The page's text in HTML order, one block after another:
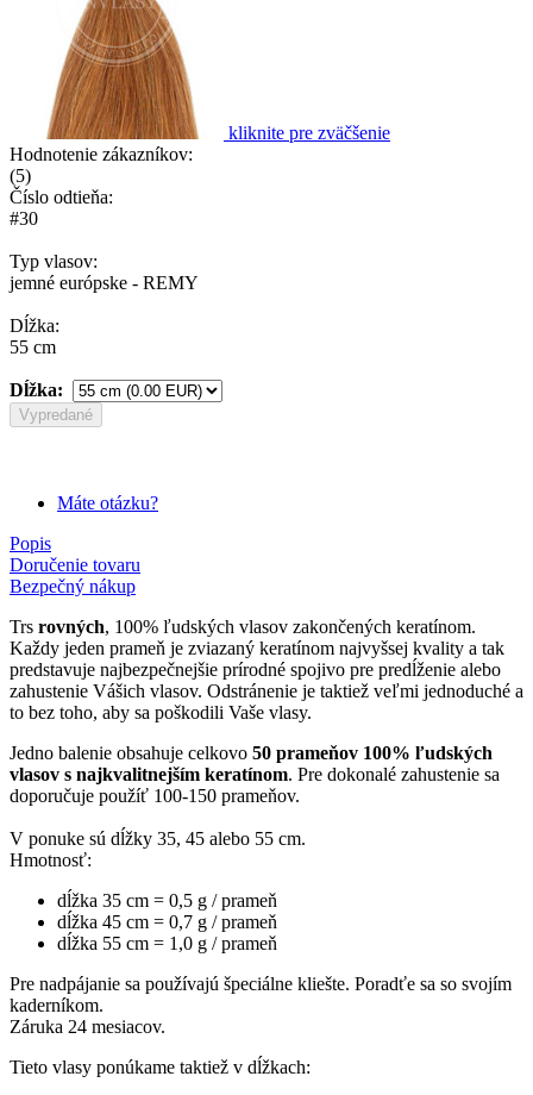
kliknite pre zväčšenie
Hodnotenie zákazníkov:
(5)
Číslo odtieňa:
#30
Typ vlasov:
jemné európske - REMY
Dĺžka:
55 cm
Dĺžka:
Vypredané
Máte otázku?
Popis
Doručenie tovaru
Bezpečný nákup
Trs rovných, 100% ľudských vlasov zakončených keratínom.
Každy jeden prameň je zviazaný keratínom najvyšsej kvality a tak
predstavuje najbezpečnejšie prírodné spojivo pre predĺženie alebo
zahustenie Vášich vlasov. Odstránenie je taktiež veľmi jednoduché a
to bez toho, aby sa poškodili Vaše vlasy.
Jedno balenie obsahuje celkovo 50 prameňov 100% ľudských
vlasov s najkvalitnejším keratínom. Pre dokonalé zahustenie sa
doporučuje použíť 100-150 prameňov.
V ponuke sú dĺžky 35, 45 alebo 55 cm.
Hmotnosť:
dĺžka 35 cm = 0,5 g / prameň
dĺžka 45 cm = 0,7 g / prameň
dĺžka 55 cm = 1,0 g / prameň
Pre nadpájanie sa používajú špeciálne kliešte. Poradťe sa so svojím
kaderníkom.
Záruka 24 mesiacov.
Tieto vlasy ponúkame taktiež v dĺžkach: